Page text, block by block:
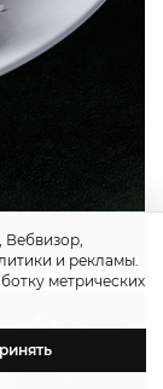
и рекламы.
метрических